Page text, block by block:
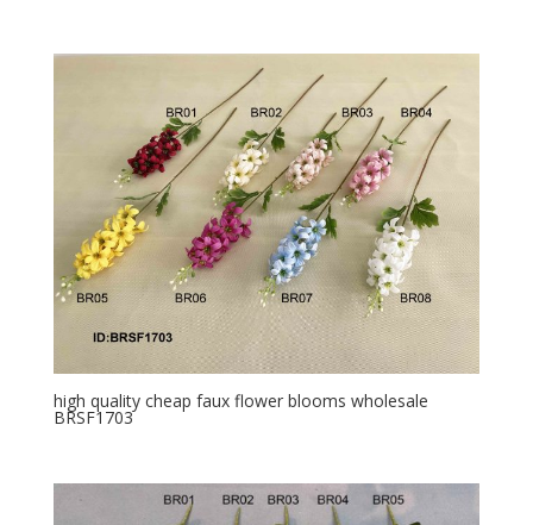
high quality cheap faux flower blooms wholesale
BRSF1703